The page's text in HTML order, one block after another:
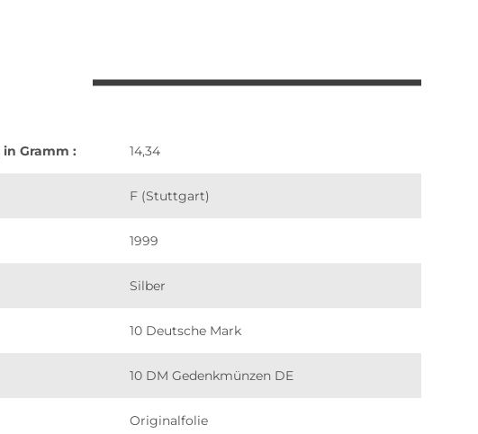
Gramm : 14,34
F (Stuttgart)
1999
Silber
10 Deutsche Mark
10 DM Gedenkmünzen DE
Originalfolie